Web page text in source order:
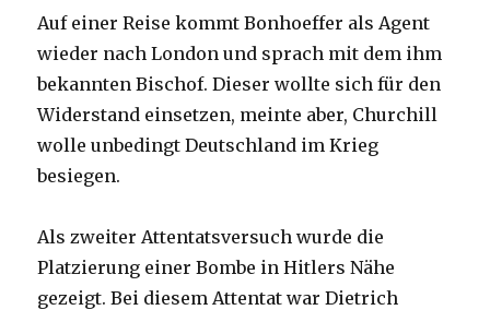
Auf einer Reise kommt Bonhoeffer als Agent
wieder nach London und sprach mit dem ihm
bekannten Bischof. Dieser wollte sich für den
Widerstand einsetzen, meinte aber, Churchill
wolle unbedingt Deutschland im Krieg
besiegen.
Als zweiter Attentatsversuch wurde die
Platzierung einer Bombe in Hitlers Nähe
gezeigt. Bei diesem Attentat war Dietrich